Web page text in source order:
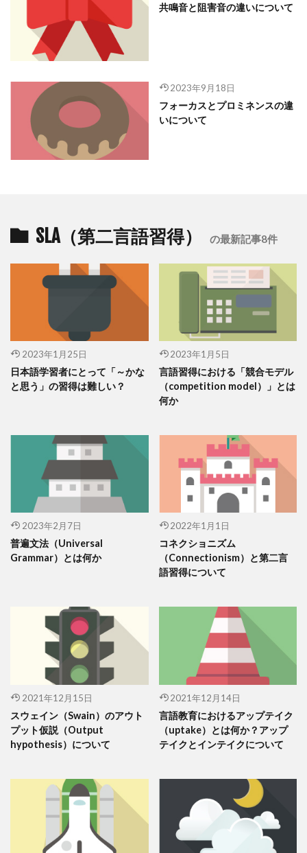
共鳴音と阻害音の違いについて
2023年9月18日
フォーカスとプロミネンスの違
いについて
SLA（第二言語習得） の最新記事8件
2023年1月25日
日本語学習者にとって「～かな
と思う」の習得は難しい？
2023年1月5日
言語習得における「競合モデル
（competition model）」とは
何か
2023年2月7日
普遍文法（Universal
Grammar）とは何か
2022年1月1日
コネクショニズム
（Connectionism）と第二言
語習得について
2021年12月15日
スウェイン（Swain）のアウト
プット仮説（Output
hypothesis）について
2021年12月14日
言語教育におけるアップテイク
（uptake）とは何か？アップ
テイクとインテイクについて